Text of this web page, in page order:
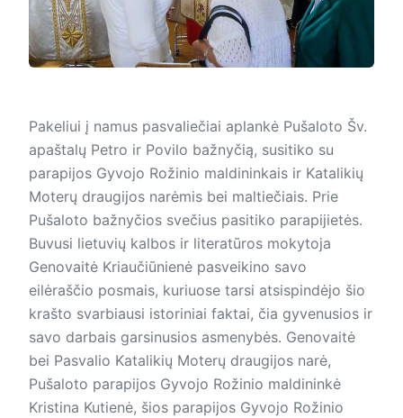
Pakeliui į namus pasvaliečiai aplankė Pušaloto Šv.
apaštalų Petro ir Povilo bažnyčią, susitiko su
parapijos Gyvojo Rožinio maldininkais ir Katalikių
Moterų draugijos narėmis bei maltiečiais. Prie
Pušaloto bažnyčios svečius pasitiko parapijietės.
Buvusi lietuvių kalbos ir literatūros mokytoja
Genovaitė Kriaučiūnienė pasveikino savo
eilėraščio posmais, kuriuose tarsi atsispindėjo šio
krašto svarbiausi istoriniai faktai, čia gyvenusios ir
savo darbais garsinusios asmenybės. Genovaitė
bei Pasvalio Katalikių Moterų draugijos narė,
Pušaloto parapijos Gyvojo Rožinio maldininkė
Kristina Kutienė, šios parapijos Gyvojo Rožinio